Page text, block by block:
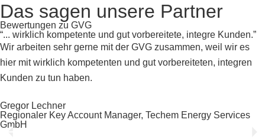
Das sagen unsere Partner
Bewertungen zu GVG
“... wirklich kompetente und gut vorbereitete, integre Kunden.”
Wir arbeiten sehr gerne mit der GVG zusammen, weil wir es
hier mit wirklich kompetenten und gut vorbereiteten, integren
Kunden zu tun haben.
Gregor Lechner
Regionaler Key Account Manager, Techem Energy Services
GmbH